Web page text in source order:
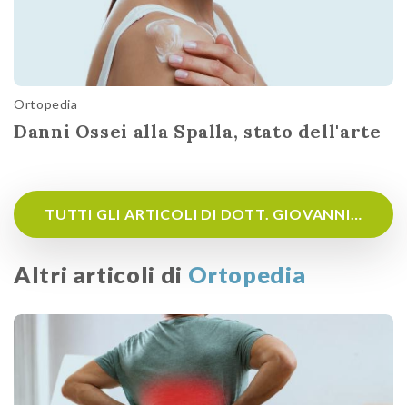
Ortopedia
Danni Ossei alla Spalla, stato dell'arte
TUTTI GLI ARTICOLI DI DOTT. GIOVANNI BATTISTA VINANTI
Altri articoli di Ortopedia